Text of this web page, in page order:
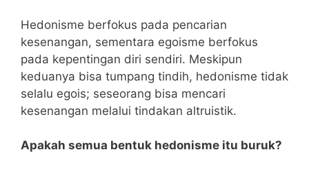
Hedonisme berfokus pada pencarian
kesenangan, sementara egoisme berfokus
pada kepentingan diri sendiri. Meskipun
keduanya bisa tumpang tindih, hedonisme tidak
selalu egois; seseorang bisa mencari
kesenangan melalui tindakan altruistik.
Apakah semua bentuk hedonisme itu buruk?